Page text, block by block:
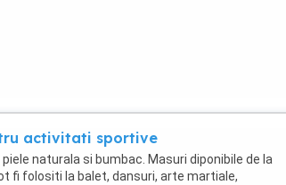
activitati sportive
naturala si bumbac. Masuri diponibile de la
fi folositi la balet, dansuri, arte martiale,